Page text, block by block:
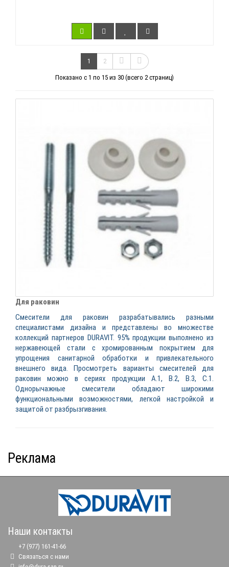
1 2
Показано с 1 по 15 из 30 (всего 2 страниц)
Для раковин
Смесители для раковин разрабатывались разными
специалистами дизайна и представлены во множестве
коллекций партнеров DURAVIT. 95% продукции выполнено из
нержавеющей стали с хромированным покрытием для
упрощения санитарной обработки и привлекательного
внешнего вида. Просмотреть варианты смесителей для
раковин можно в сериях продукции А.1, В.2, В.3, С.1.
Однорычажные смесители обладают широкими
функциональными возможностями, легкой настройкой и
защитой от разбрызгивания.
Реклама
Наши контакты
+7 (977) 161-41-66
Связаться с нами